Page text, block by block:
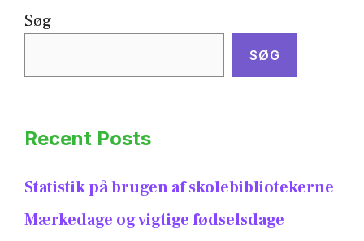
Søg
SØG
Recent Posts
Statistik på brugen af skolebibliotekerne
Mærkedage og vigtige fødselsdage